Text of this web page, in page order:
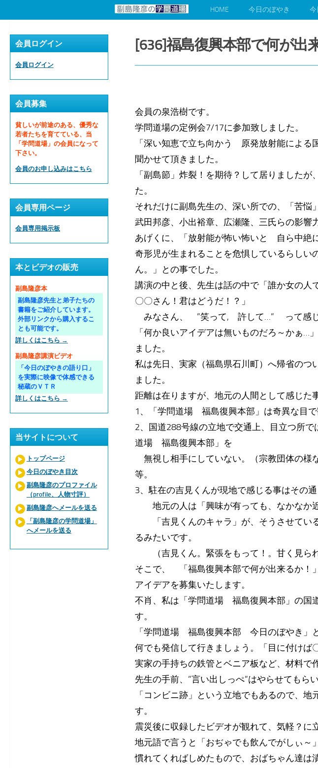
HOME 今日のぼやき 今
[636]福島復興本部で何が出
会員の泉浩樹です。
学問道場の定例会7/17に参加致しました。
「深い知恵で立ち向かう 原発放射能による
聞かせて頂きました。
「副島節」炸裂！を期待？して居りました
た。
それだけに副島先生の、深い所での、「苦悩
武田邦彦、小出裕章、広瀬隆、三氏らの影
あげくに、「放射能が怖い怖いと 自ら中絶
奇形児が生まれることを危惧しているらし
ん。」との事でした。
講演の中と後、先生は話の中で「誰か女の人
〇〇さん！君はどうだ！？」
みなさん、 ”笑って, 許して…” って感じ
「何か良いアイデアは無いものだろ～かぁ
ました。
私は先日、実家（福島県石川町）へ帰省のつ
ました。
距離は在りますが、地元の人間として感じた
1、「学問道場 福島復興本部」は奇異な目で
2、国道288号線の立地で交通上、目立つ所
道場 福島復興本部」を
無視し相手にしていない。（宗教団体の様
等。
3、駐在の吉見くんが現地で感じる事はその通
地元の人は「興味が有っても、なかなか近
「吉見くんのキャラ」が、そうさせてい
るみたいです。
（吉見くん。緊張をもって！。甘く見られ
そこで、 「福島復興本部で何が出来るか！
アイデアを募集いたします。
不肖、私は「学問道場 福島復興本部」の国
す。
「学問道場 福島復興本部 今日のぼやき」
何でも発信して行きましょう。「目に付けば
実家の手持ちの鉄管とベニア板など、材料で
先生の手前、”言い出しっぺ”はやらせてもらい
「コンビニ跡」という立地でもあるので、
す。
震災後に収録したビデオが観れて、気軽？に
地元語で言うと「おぢゃでも飲んでがしぃ～
慣れてくればしめたもので、おばちゃん達は
会員ログイン
会員ログイン
会員募集
貧しいが前途のある、優秀な
若者たちを育てている、当
「学問道場」の会員になって
下さい。
会員のお申し込みはこちら
会員専用ページ
会員専用掲示板
本とビデオの販売
副島隆彦本
副島隆彦先生と弟子たちの
書籍をご紹介しています。
外部リンクから購入するこ
とも可能です。
詳しくはこちら →
副島隆彦講演ビデオ
「今日のぼやきの語り口」
を実際に映像で体感できる
秘蔵のＶＴＲ
詳しくはこちら →
当サイトについて
トップページ
今日のぼやき目次
副島隆彦のプロファイル
（profile、人物寸評）
副島隆彦へメールを送る
「副島隆彦の学問道場」
へメールを送る